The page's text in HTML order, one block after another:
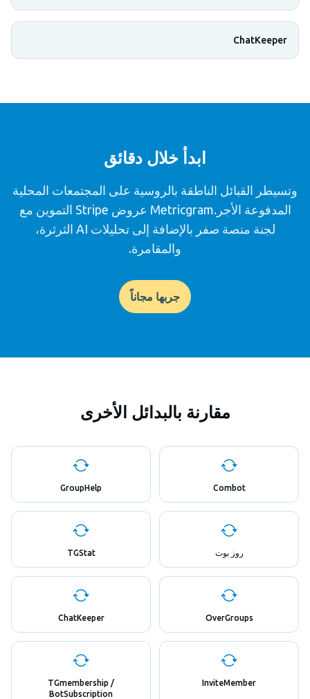
ChatKeeper
ابدأ خلال دقائق
وتسيطر القبائل الناطقة بالروسية على المجتمعات المحلية
المدفوعة الأجر.Metricgram عروض Stripe التموين مع
لجنة منصة صفر بالإضافة إلى تحليلات AI الثرثرة،
والمقامرة.
جربها مجاناً
مقارنة بالبدائل الأخرى
Combot
GroupHelp
روز بوت TGStat
OverGroups
ChatKeeper
InviteMember
TGmembership /
BotSubscription